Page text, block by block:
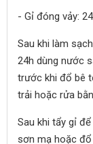
- Gỉ đóng vảy:
Sau khi làm
24h dùng nước
trước khi đổ bê
trải hoặc rửa
Sau khi tẩy gỉ
sơn mạ hoặc